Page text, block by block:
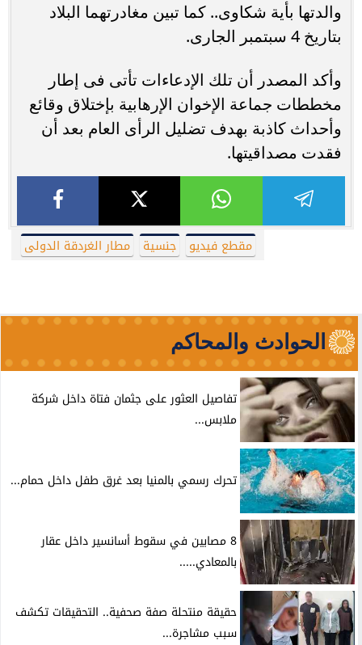
والدتها بأية شكاوى.. كما تبين مغادرتهما البلاد
بتاريخ 4 سبتمبر الجارى.
وأكد المصدر أن تلك الإدعاءات تأتى فى إطار
مخططات جماعة الإخوان الإرهابية بإختلاق وقائع
وأحداث كاذبة بهدف تضليل الرأى العام بعد أن
فقدت مصداقيتها.
مقطع فيديو جنسية مطار الغردقة الدولى
الحوادث والمحاكم
تفاصيل العثور على جثمان فتاة داخل شركة
ملابس...
تحرك رسمي بالمنيا بعد غرق طفل داخل حمام...
8 مصابين في سقوط أسانسير داخل عقار
بالمعادي.....
حقيقة منتحلة صفة صحفية.. التحقيقات تكشف
سبب مشاجرة...